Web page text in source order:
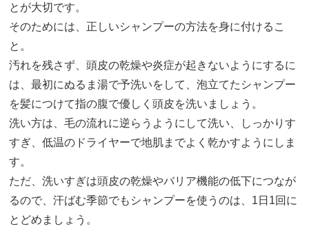
とが大切です。
そのためには、正しいシャンプーの方法を身に付けるこ
と。
汚れを残さず、頭皮の乾燥や炎症が起きないようにするに
は、最初にぬるま湯で予洗いをして、泡立てたシャンプー
を髪につけて指の腹で優しく頭皮を洗いましょう。
洗い方は、毛の流れに逆らうようにして洗い、しっかりす
すぎ、低温のドライヤーで地肌までよく乾かすようにしま
す。
ただ、洗いすぎは頭皮の乾燥やバリア機能の低下につなが
るので、汗ばむ季節でもシャンプーを使うのは、1日1回に
とどめましょう。